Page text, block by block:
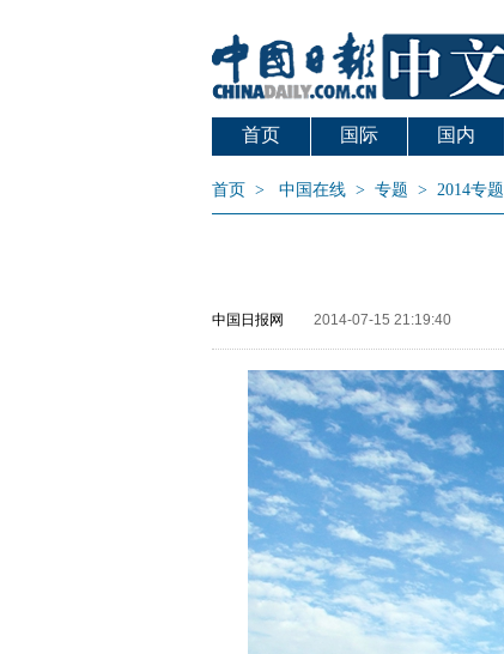
首页 国际 国内
首页 > 中国在线 > 专题 > 2014专题
中国日报网 2014-07-15 21:19:40